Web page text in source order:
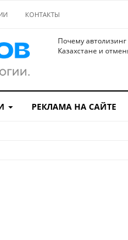
КОНТАКТЫ
Почему автолизинг
Казахстане и
РЕКЛАМА НА САЙТЕ